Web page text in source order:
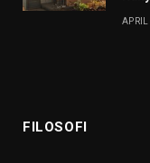
FILOSOFI